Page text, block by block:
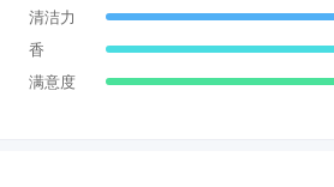
价
清洁力
香
满意度